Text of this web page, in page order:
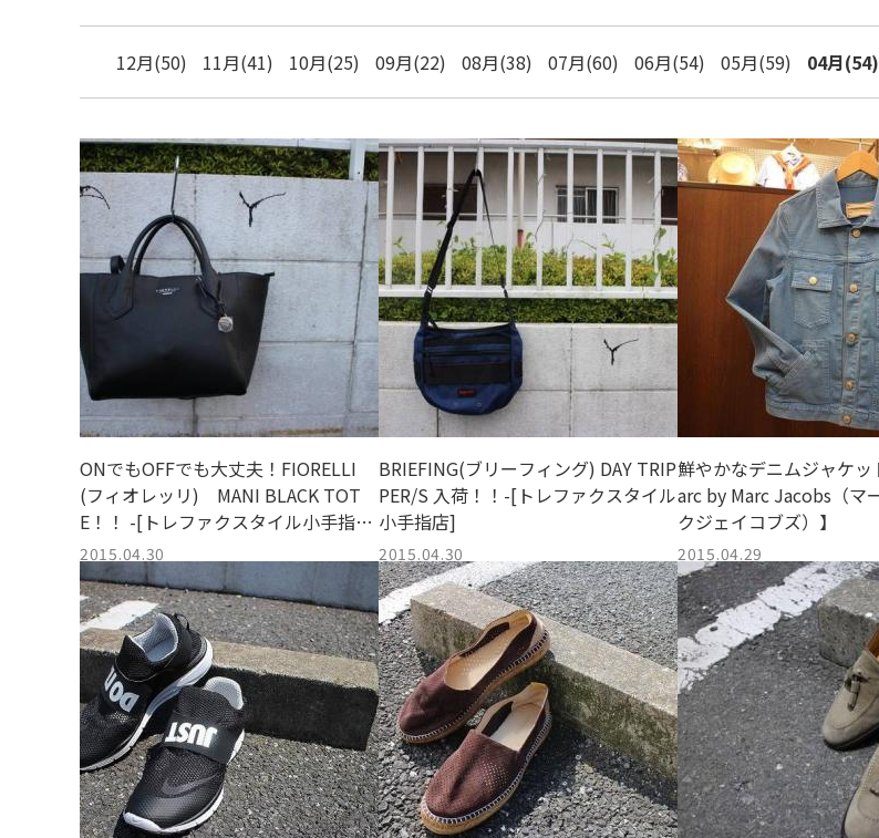
12月(50) 11月(41) 10月(25) 09月(22) 08月(38) 07月(60) 06月(54) 05月(59) 04月(54)
ONでもOFFでも大丈夫！FIORELLI
(フィオレッリ) MANI BLACK TOT
E！！ -[トレファクスタイル小手指
店]
2015.04.30
BRIEFING(ブリーフィング) DAY TRIP
PER/S 入荷！！-[トレファクスタイル
小手指店]
2015.04.30
鮮やかなデニムジャケッ
arc by Marc Jacobs（マ
クジェイコブズ）】
2015.04.29